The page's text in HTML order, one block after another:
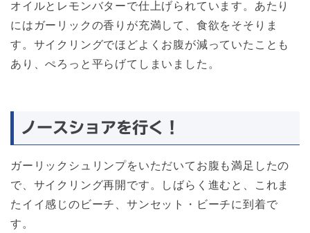
オイルとレモンバターで仕上げられています。あたり
にはガーリックの香りが充満して、食欲をそそりま
す。サイクリングでほどよくお腹が減っていたことも
あり、ぺろっと平らげてしまいました。
ノースショアを行く！
ガーリックシュリンプをいただいてお腹も満足したの
で、サイクリング再開です。しばらく進むと、これま
たイイ感じのビーチ、サンセット・ビーチに到着で
す。